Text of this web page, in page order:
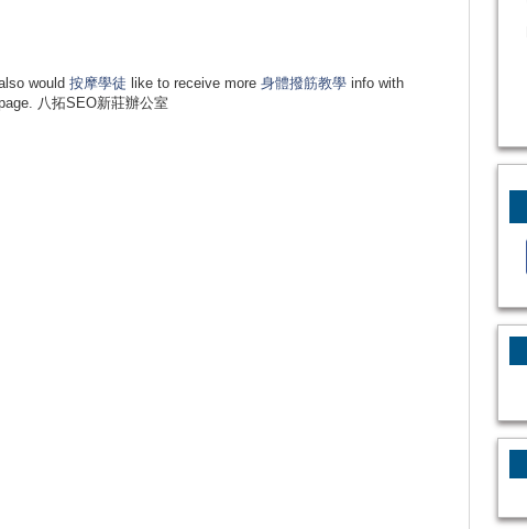
would 按摩學徒 like to receive more 身體撥筋教學 info with
八拓SEO新莊辦公室